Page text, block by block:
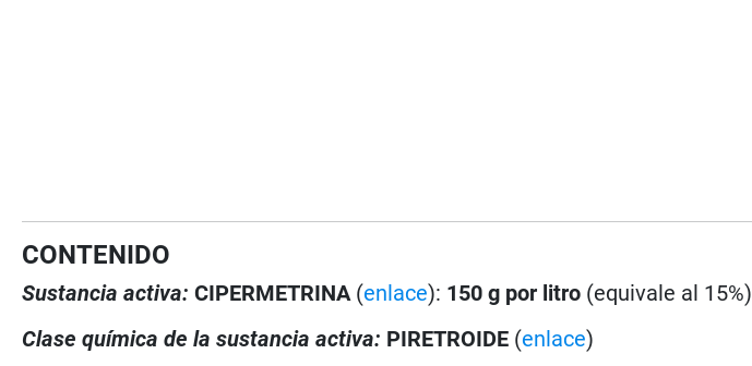
CONTENIDO
Sustancia activa:CIPERMETRINA (enlace): 150 g por litro (equivale al 15%)
Clase química de la sustancia activa: PIRETROIDE (enlace)